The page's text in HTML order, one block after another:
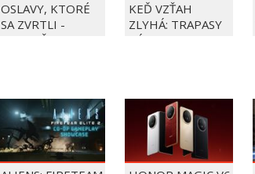
OSLAVY, KTORÉ
SA ZVRTLI -
NAJLEPŠIE
KEĎ VZŤAH
ZLYHÁ: TRAPASY
PÁROV